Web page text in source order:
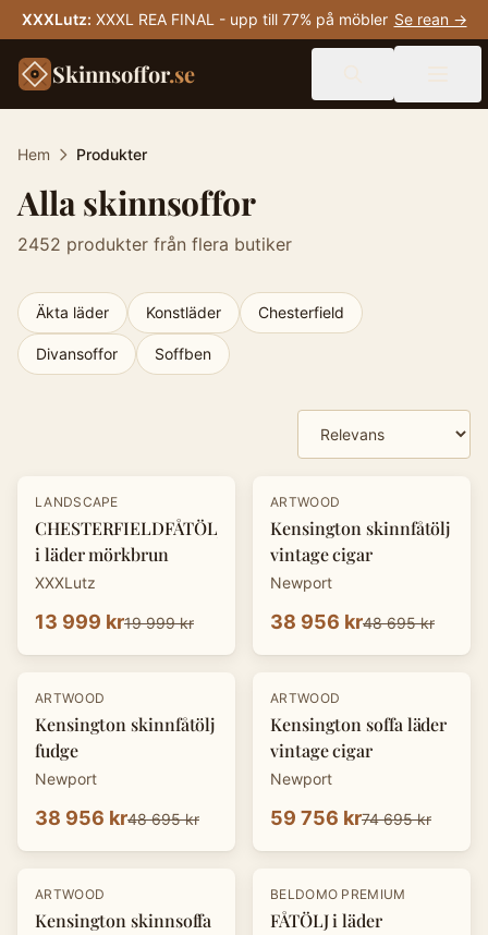
XXXLutz: XXXL REA FINAL - upp till 77% på möbler Se rean →
Skinnsoffor.se
Hem Produkter
Alla skinnsoffor
2452 produkter från flera butiker
Äkta läder Konstläder Chesterfield
Divansoffor Soffben
- 30%
LANDSCAPE
CHESTERFIELDFÅTÖLJ
i läder mörkbrun
XXXLutz
13 999 kr19 999 kr
-20%
ARTWOOD
Kensington skinnfåtölj
vintage cigar
Newport
38 956 kr48 695 kr
-20%
ARTWOOD
Kensington skinnfåtölj
fudge
Newport
38 956 kr48 695 kr
-20%
ARTWOOD
Kensington soffa läder
vintage cigar
Newport
59 756 kr74 695 kr
-20%
ARTWOOD
Kensington skinnsoffa
-30 %
BELDOMO PREMIUM
FÅTÖLJ i läder